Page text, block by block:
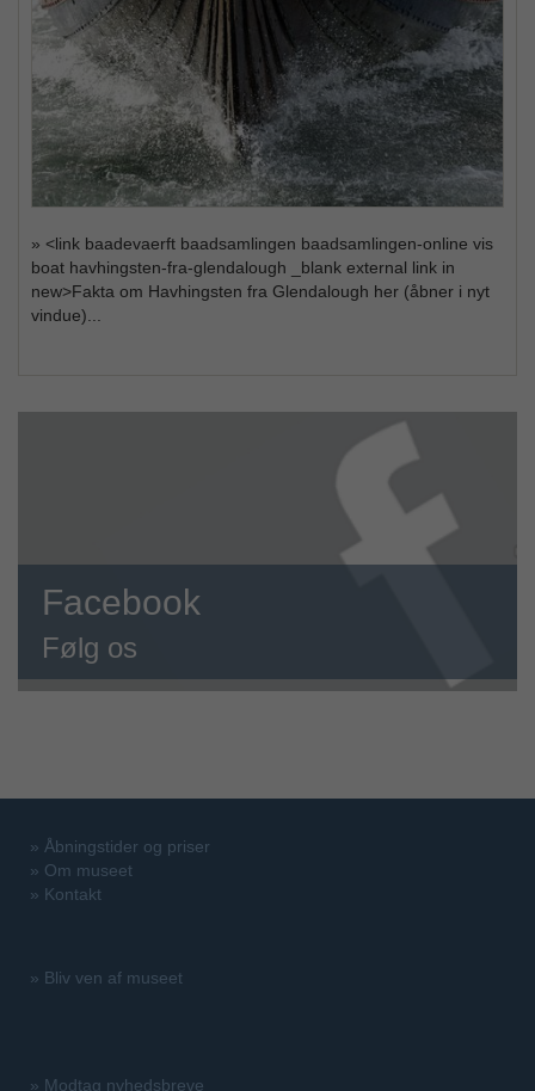
» <link baadevaerft baadsamlingen baadsamlingen-online vis
boat havhingsten-fra-glendalough _blank external link in
new>Fakta om Havhingsten fra Glendalough her (åbner i nyt
vindue)...
Facebook
Følg os
» Åbningstider og priser
» Om museet
» Kontakt
» Bliv ven af museet
» Modtag nyhedsbreve